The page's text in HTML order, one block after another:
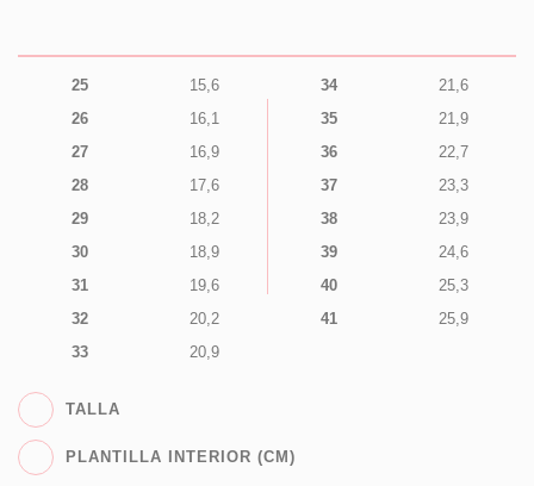
25
15,6
26
16,1
27
16,9
28
17,6
29
18,2
30
18,9
31
19,6
32
20,2
33
20,9
34
21,6
35
21,9
36
22,7
37
23,3
38
23,9
39
24,6
40
25,3
41
25,9
TALLA
PLANTILLA INTERIOR (CM)